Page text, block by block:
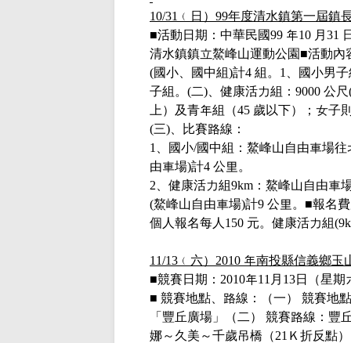
10/31 ﹙日） 99年度清水鎮第一屆鎮
■活動日期：中華民國99 年10 月 31
清水鎮鎮立鰲峰山運動公園■活動內
(國小、國中組)計4 組。 1
、國小男
子組。 (二) 、健康活力組： 9000 公尺
上）及青年組（45 歲以下）；女子
(三) 、比賽路線：
1
、國小/國中組：鰲峰山自由車場往
由車場)計4 公里。
2 、健康活力組9km ：鰲峰山自由車
(鰲峰山自由車場)計9 公里。■報名
個人報名每人 150 元。健康活力組
11/13 ﹙六） 2010 年南投縣信義鄉玉
■競賽日期： 2010年11 月 13日（星期
■ 競賽地點、路線：（一） 競賽地
「豐丘廣場」（二） 競賽路線：豐
娜～久美～千歲吊橋（21 Ｋ折反點